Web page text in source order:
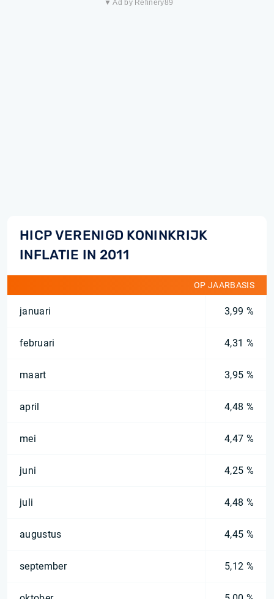
▼ Ad by Refinery89
HICP VERENIGD KONINKRIJK
INFLATIE IN 2011
OP JAARBASIS
januari 3,99 %
februari 4,31 %
maart 3,95 %
april 4,48 %
mei 4,47 %
juni 4,25 %
juli 4,48 %
augustus 4,45 %
september 5,12 %